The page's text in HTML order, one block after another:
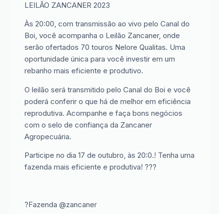
LEILÃO ZANCANER 2023
Às 20:00, com transmissão ao vivo pelo Canal do
Boi, você acompanha o Leilão Zancaner, onde
serão ofertados 70 touros Nelore Qualitas. Uma
oportunidade única para você investir em um
rebanho mais eficiente e produtivo.
O leilão será transmitido pelo Canal do Boi e você
poderá conferir o que há de melhor em eficiência
reprodutiva. Acompanhe e faça bons negócios
com o selo de confiança da Zancaner
Agropecuária.
Participe no dia 17 de outubro, às 20:0.! Tenha uma
fazenda mais eficiente e produtiva! ???
?Fazenda @zancaner